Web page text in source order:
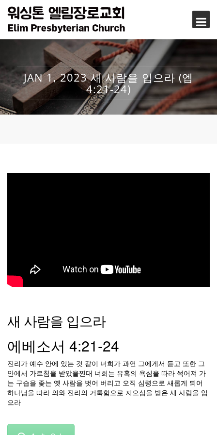
JAN 1, 2023 새 사람을 입으라 (엡
4:21-24)
새 사람을 입으라
에베소서 4:21-24
진리가 예수 안에 있는 것 같이 너희가 과연 그에게서 듣고 또한 그
안에서 가르침을 받았을찐대 너희는 유혹의 욕심을 따라 썩어져 가
는 구습을 좇는 옛 사람을 벗어 버리고 오직 심령으로 새롭게 되어
하나님을 따라 의와 진리의 거룩함으로 지으심을 받은 새 사람을 입
으라